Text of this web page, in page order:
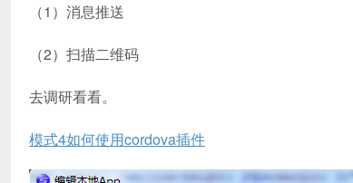
（1）消息推送
（2）扫描二维码
去调研看看。
模式4如何使用cordova插件